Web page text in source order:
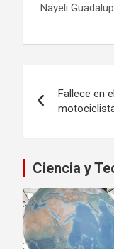
Nayeli
de
entradas
Fallece en
Ciencia y